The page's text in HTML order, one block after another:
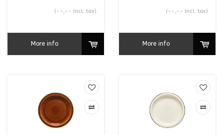
(--,-- Incl. tax)
More info
(--,-- Incl. tax)
More info